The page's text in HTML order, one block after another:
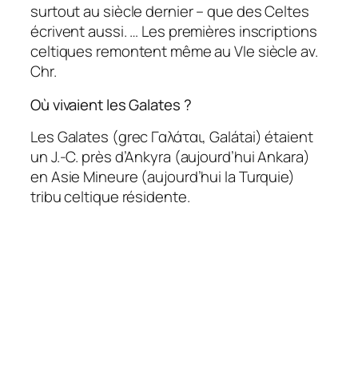
surtout au siècle dernier – que des Celtes
écrivent aussi. … Les premières inscriptions
celtiques remontent même au VIe siècle av.
Chr.
Où vivaient les Galates ?
Les Galates (grec Γαλάται, Galátai) étaient
un J.-C. près d’Ankyra (aujourd’hui Ankara)
en Asie Mineure (aujourd’hui la Turquie)
tribu celtique résidente.